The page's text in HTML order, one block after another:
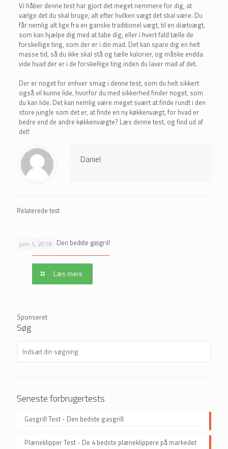
Vi håber denne test har gjort det meget nemmere for dig, at
vælge det du skal bruge, alt efter hvilken vægt det skal være. Du
får nemlig alt lige fra en ganske traditionel vægt, til en diætvægt,
som kan hjælpe dig med at tabe dig, eller i hvert fald tælle de
forskellige ting, som der er i din mad. Det kan spare dig en helt
masse tid, så du ikke skal stå og tælle kalorier, og måske endda
vide hvad der er i de forskellige ting inden du laver mad af det.
Der er noget for enhver smag i denne test, som du helt sikkert
også vil kunne lide, hvorfor du med sikkerhed finder noget, som
du kan lide. Det kan nemlig være meget svært at finde rundt i den
store jungle som det er, at finde en ny køkkenvægt, for hvad er
bedre end de andre køkkenvægte? Læs denne test, og find ud af
det!
Daniel
Relaterede test
juni 1, 2019
Gasgrill Test - Den bedste gasgrill
Læs mere
Søg
Seneste forbrugertests
Gasgrill Test - Den bedste gasgrill
Plæneklipper Test - De 4 bedste plæneklippere på markedet